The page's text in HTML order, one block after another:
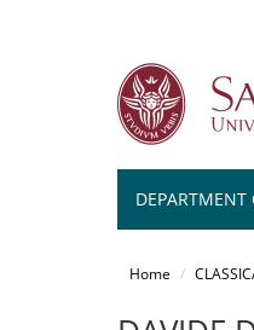
DEPARTMENT
Home